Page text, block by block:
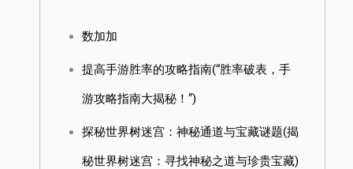
数加加
提高手游胜率的攻略指南(“胜率破表，手
游攻略指南大揭秘！”)
探秘世界树迷宫：神秘通道与宝藏谜题(揭
秘世界树迷宫：寻找神秘之道与珍贵宝藏)